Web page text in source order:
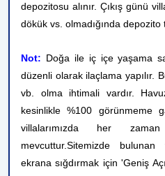
depozitosu alınır. Çıkış günü
dökük vs. olmadığında depozito
Not: Doğa ile iç içe yaşama
düzenli olarak ilaçlama yapılır.
vb. olma ihtimali vardır.
kesinlikle %100 görünmeme
villalarımızda her
mevcuttur.Sitemizde bulunan
ekrana sığdırmak için 'Geniş